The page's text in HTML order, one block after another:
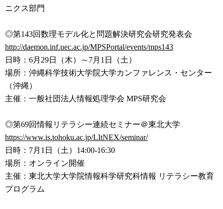
ニクス部門
◎第143回数理モデル化と問題解決研究会研究発表会
http://daemon.inf.uec.ac.jp/MPSPortal/events/mps143
日時：6月29日（木）～7月1日（土）
場所：沖縄科学技術大学院大学カンファレンス・センター
（沖縄）
主催：一般社団法人情報処理学会 MPS研究会
◎第69回情報リテラシー連続セミナー＠東北大学
https://www.is.tohoku.ac.jp/LItNEX/seminar/
日時：7月1日（土）14:00-16:30
場所：オンライン開催
主催：東北大学大学院情報科学研究科情報 リテラシー教育
プログラム